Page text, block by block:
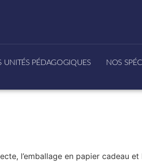
UNITÉS PÉDAGOGIQUES NOS
l’emballage en papier cadeau